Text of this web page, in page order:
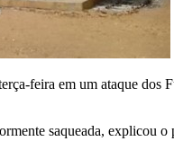
feira em um ataque
saqueada, explicou